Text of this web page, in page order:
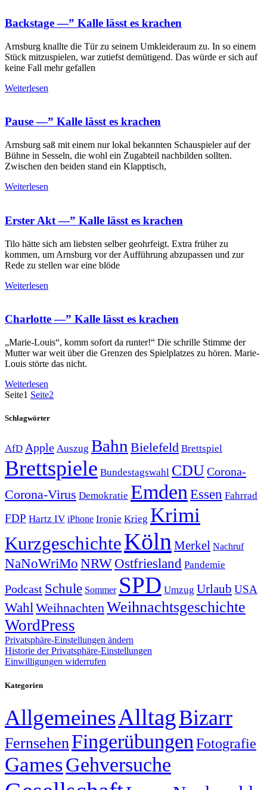
Backstage —” Kalle lässt es krachen
Arnsburg knallte die Tür zu seinem Umkleideraum zu. In so einem
Stück mitzuspielen, war zutiefst demütigend. Das würde er sich auf
keine Fall mehr gefallen
Weiterlesen
Pause —” Kalle lässt es krachen
Arnsburg saß mit einem nur lokal bekannten Schauspieler auf der
Bühne in Sesseln, die wohl ein Zugabteil nachbilden sollten.
Zwischen den beiden stand ein Klapptisch,
Weiterlesen
Erster Akt —” Kalle lässt es krachen
Tilo hätte sich am liebsten selber geohrfeigt. Extra früher zu
kommen, um Arnsburg vor der Aufführung abzupassen und zur
Rede zu stellen war eine blöde
Weiterlesen
Charlotte —” Kalle lässt es krachen
„Marie-Louis“, komm sofort da runter!“ Die schrille Stimme der
Mutter war weit über die Grenzen des Spielplatzes zu hören. Marie-
Louis störte das nicht.
Weiterlesen
Seite1 Seite2
Schlagwörter
AfD Apple Auszug Bahn Bielefeld Brettspiel
Brettspiele Bundestagswahl CDUCorona-
Corona-Virus Demokratie Emden Essen Fahrrad
FDP Hartz IV iPhone Ironie Krieg Krimi
KurzgeschichteKölnMerkel Nachruf
NaNoWriMo NRWOstfriesland Pandemie
Podcast Schule Sommer SPD Umzug Urlaub USA
WahlWeihnachtenWeihnachtsgeschichte
WordPress
Privatsphäre-Einstellungen ändern
Historie der Privatsphäre-Einstellungen
Einwilligungen widerrufen
Kategorien
AllgemeinesAlltagBizarr
Fernsehen Fingerübungen Fotografie
GamesGehversuche